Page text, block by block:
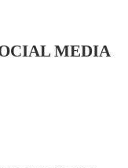
MEDIA